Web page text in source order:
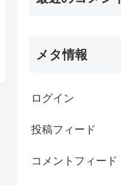
メタ情報
ログイン
投稿フィード
コメントフィード